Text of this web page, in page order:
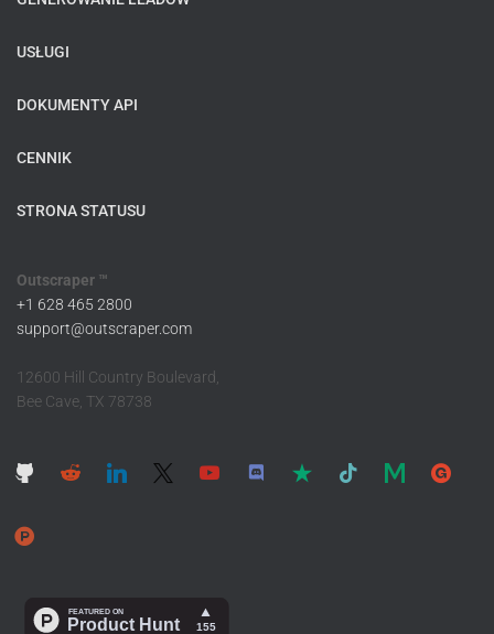
USŁUGI
DOKUMENTY API
CENNIK
STRONA STATUSU
Outscraper ™
+1 628 465 2800
support@outscraper.com
12600 Hill Country Boulevard,
Bee Cave, TX 78738